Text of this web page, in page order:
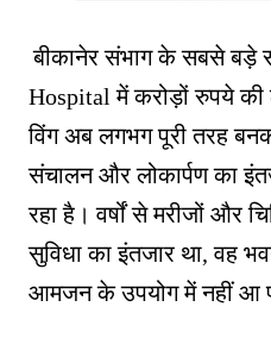
बीकानेर संभाग के सबसे बड़े
Hospital में करोड़ों रुपये की
विंग अब लगभग पूरी तरह
संचालन और लोकार्पण का
रहा है। वर्षों से मरीजों और
सुविधा का इंतजार था, वह
आमजन के उपयोग में नहीं आ